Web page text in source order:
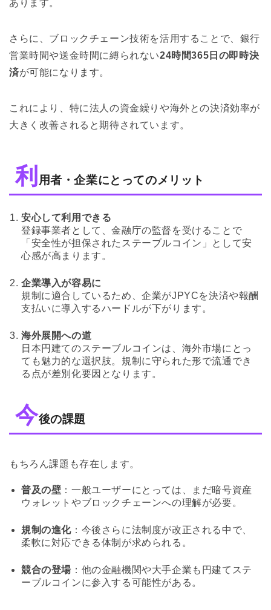
あります。
さらに、ブロックチェーン技術を活用することで、銀行
営業時間や送金時間に縛られない24時間365日の即時決
済が可能になります。
これにより、特に法人の資金繰りや海外との決済効率が
大きく改善されると期待されています。
利 用者・企業にとってのメリット
安心して利用できる
登録事業者として、金融庁の監督を受けることで
「安全性が担保されたステーブルコイン」として安
心感が高まります。
企業導入が容易に
規制に適合しているため、企業がJPYCを決済や報酬
支払いに導入するハードルが下がります。
海外展開への道
日本円建てのステーブルコインは、海外市場にとっ
ても魅力的な選択肢。規制に守られた形で流通でき
る点が差別化要因となります。
今後の課題
もちろん課題も存在します。
普及の壁 ：一般ユーザーにとっては、まだ暗号資産
ウォレットやブロックチェーンへの理解が必要。
規制の進化 ：今後さらに法制度が改正される中で、
柔軟に対応できる体制が求められる。
競合の登場 ：他の金融機関や大手企業も円建てステ
ーブルコインに参入する可能性がある。